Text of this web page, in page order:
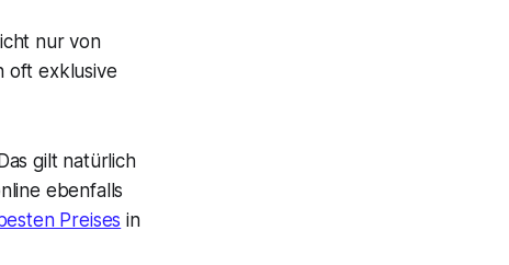
nur von
oft exklusive
gilt natürlich
ebenfalls
Preises in